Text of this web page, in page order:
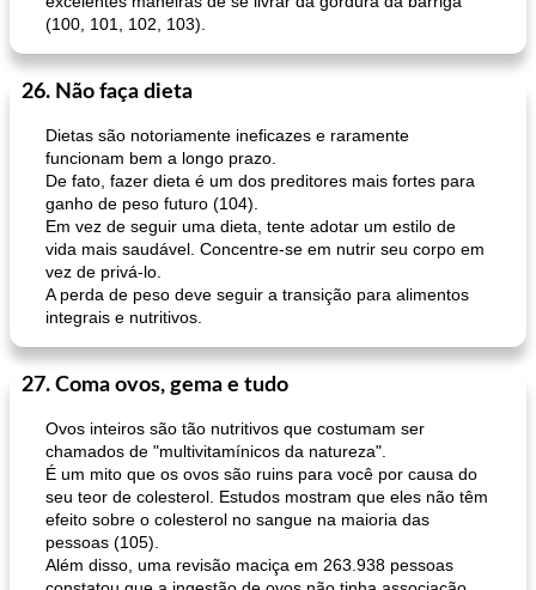
bomba de caramelo nescafé
(100, 101, 102, 103).
26. Não faça dieta
Dietas são notoriamente ineficazes e raramente
funcionam bem a longo prazo.
De fato, fazer dieta é um dos preditores mais fortes para
ganho de peso futuro (104).
Em vez de seguir uma dieta, tente adotar um estilo de
vida mais saudável. Concentre-se em nutrir seu corpo em
vez de privá-lo.
A perda de peso deve seguir a transição para alimentos
integrais e nutritivos.
27. Coma ovos, gema e tudo
Ovos inteiros são tão nutritivos que costumam ser
chamados de "multivitamínicos da natureza".
É um mito que os ovos são ruins para você por causa do
seu teor de colesterol. Estudos mostram que eles não têm
efeito sobre o colesterol no sangue na maioria das
pessoas (105).
Além disso, uma revisão maciça em 263.938 pessoas